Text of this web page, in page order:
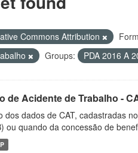
Commons Attribution
Groups: PDA 2016 A
de Acidente de Trabalho -
dos dados de CAT, cadastradas
ou quando da concessão de